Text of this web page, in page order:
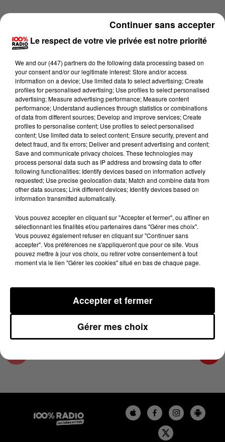
Lecture (4 min 15 sec)
100%
100% Radio les infos du grand Toulouse
11 septembre 2025 - 4 min 15 sec
LES INFOS DU GRAND TOULOUSE DU
11/09/2025 À 07H59
Podcasts infos du grand Toulouse
Le respect de votre vie privée est notre priorité
We and our (447) partnersdo the following data processing based on
your consent and/or our legitimate interest: Store and/or access
information on a device; Use limited data to select advertising; Create
profiles for personalised advertising; Use profiles to select personalised
advertising; Measure advertising performance; Measure content
performance; Understand audiences through statistics or combinations
of data from different sources; Develop and improve services; Create
profiles to personalise content; Use profiles to select personalised
content; Use limited data to select content; Ensure security, prevent and
detect fraud, and fix errors; Deliver and present advertising and content;
Save and communicate privacy choices. These technologies may
process personal data such as IP address and browsing data to offer
following functionalities: Identify devices based on information actively
requested; Use precise geolocation data; Match and combine data from
other data sources; Link different devices; Identify devices based on
information transmitted automatically.
Vous pouvez accepter en cliquant sur "Accepter et fermer", ou affiner en
sélectionnant les finalités et/ou partenaires dans "Gérer mes choix".
Vous pouvez également refuser en cliquant sur "Continuer sans
accepter". Vos préférences ne s'appliqueront que pour ce site. Vous
pouvez mettre à jour vos choix, ou retirer votre consentement à tout
moment via le lien "Gérer les cookies" situé en bas de chaque page.
Gérer mes choix
Accepter et fermer
Continuer sans accepter